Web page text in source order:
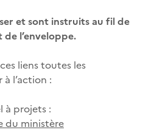
et sont instruits au fil de
de l’enveloppe.
liens toutes les
l’action :
à projets :
du ministère